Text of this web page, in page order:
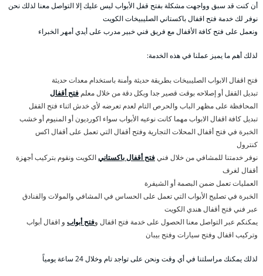
أن كنت قد سبق وواجهت مشكلة بفتح قفل الأبواب ليس عليك إلا التواصل معنا لذلك نحن
نوفر لك خدمة فتح اقفال باكستاني الصليبيخات الكويت
ونعمل على فتح كافة الأقفال مع فريق فني خبير مدرب على أيدي أمهر الخبراء
لذلك أهم ما يميز عملنا في هذه الخدمة:
فتح اقفال الابواب الصليبيخات بطريقة حديثة وأمنة باستخدام معدات حديثة
تبديل القفل أو إصلاحه بوقت قصير جدا وبكل دقة من خلال معلم فتح أقفال
المحافظة على مظهر الباب والحرص التام لعدم تعرضه لأي خدش اثناء فتح القفل
تبديل كافة اقفال الابواب مهما كانت نوعيه الأبواب سواء اكورديون أو المنيوم أو خشب
الخبرة في فتح أقفال المحلات التجارية وفتح أقفال التي تعمل على أقفال اكس
كنترول
نوفر خدمتنا للمشافي من خلال فنيفتح أقفال باكستانيالكويت ونقوم بتركيب أجهزة
أقفال لغرف
العمليات تعمل ضمن البصمة أو الشيفرة
الخبرة في تصليح الأبواب التي تعمل على الحساس في المشافي والمولات والفنادق
عبر فني فتح أقفال هندي الكويت
يمكنكم عبر التواصل معنا الحصول على خدمة فتح اقفال وفتح أبواب و اقفال أبواب
وتركيب اقفال وفتح سيارات وفتح بيبان
لذلك يمكنك مراسلتنا في أي وقت ونحن على تواجد تام وخلال 24 ساعة يومياً